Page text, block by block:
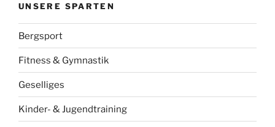
UNSERE SPARTEN
Bergsport
Fitness & Gymnastik
Geselliges
Kinder- & Jugendtraining